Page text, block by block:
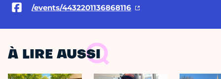
/events/4432201136868116
À LIRE AUSSI